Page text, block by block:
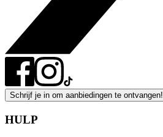
Schrijf je in om aanbiedingen te ontvangen!
HULP